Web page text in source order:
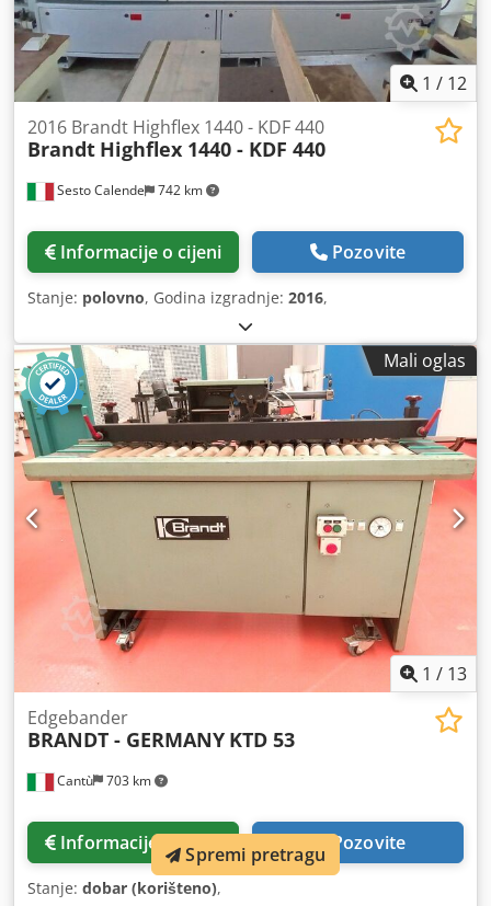
1 / 12
Sesto Calende 742 km
2016 Brandt Highflex 1440 - KDF 440
Brandt Highflex 1440 - KDF 440
Informacije o cijeni Pozovite
Stanje: polovno, Godina izgradnje: 2016,
Mali oglas
1 / 13
Cantù 703 km
Edgebander
BRANDT - GERMANY KTD 53
Informacije o cijeni Pozovite
Stanje: dobar (korišteno),
Spremi pretragu